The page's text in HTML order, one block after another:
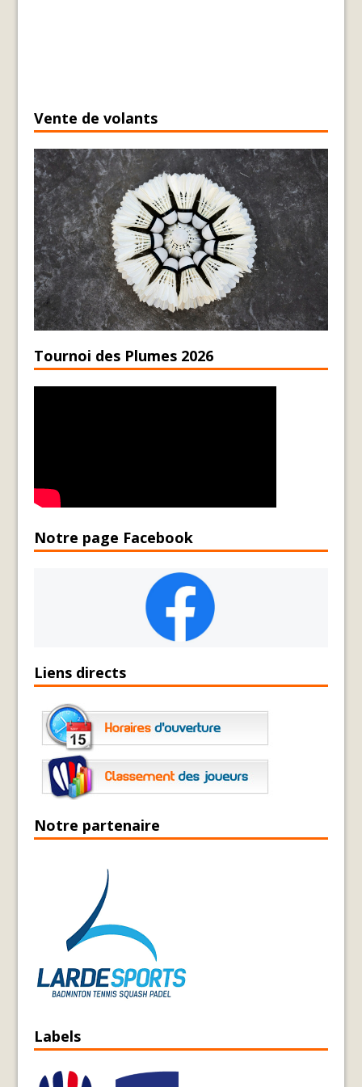
Vente de volants
Tournoi des Plumes 2026
Notre page Facebook
Liens directs
Notre partenaire
Labels